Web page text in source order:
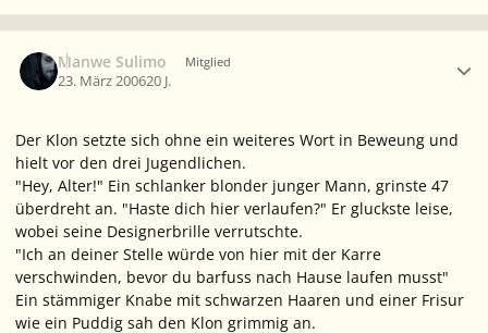
Manwe Sulimo Mitglied
23. März 200620 J.
Der Klon setzte sich ohne ein weiteres Wort in Beweung und
hielt vor den drei Jugendlichen.
"Hey, Alter!" Ein schlanker blonder junger Mann, grinste 47
überdreht an. "Haste dich hier verlaufen?" Er gluckste leise,
wobei seine Designerbrille verrutschte.
"Ich an deiner Stelle würde von hier mit der Karre
verschwinden, bevor du barfuss nach Hause laufen musst"
Ein stämmiger Knabe mit schwarzen Haaren und einer Frisur
wie ein Puddig sah den Klon grimmig an.